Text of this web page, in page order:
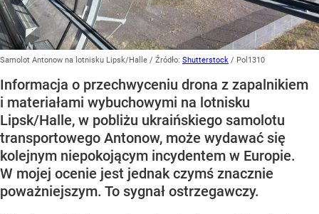
Samolot Antonow na lotnisku Lipsk/Halle / Źródło: Shutterstock / Pol1310
Informacja o przechwyceniu drona z zapalnikiem
i materiałami wybuchowymi na lotnisku
Lipsk/Halle, w pobliżu ukraińskiego samolotu
transportowego Antonow, może wydawać się
kolejnym niepokojącym incydentem w Europie.
W mojej ocenie jest jednak czymś znacznie
poważniejszym. To sygnał ostrzegawczy.